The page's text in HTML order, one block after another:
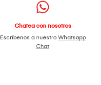
Chatea con nosotros
Escríbenos a nuestro Whatsapp
Chat